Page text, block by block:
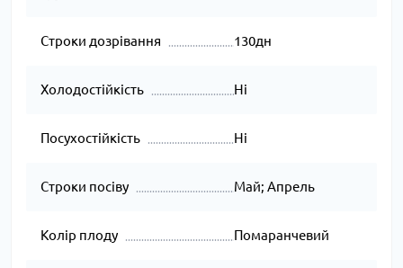
Строки дозрівання 130дн
Холодостійкість Ні
Посухостійкість Ні
Строки посіву Май; Апрель
Колір плоду Помаранчевий